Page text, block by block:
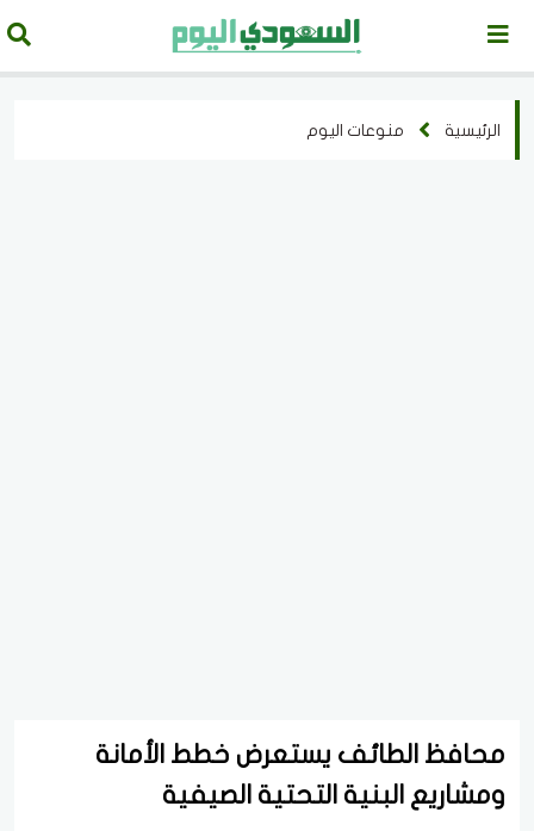
الرئيسية منوعات اليوم
محافظ الطائف يستعرض خطط الأمانة
ومشاريع البنية التحتية الصيفية